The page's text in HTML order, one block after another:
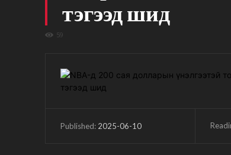
тэгээд шид
59
Published: 2025-06-10